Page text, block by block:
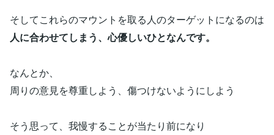
そしてこれらのマウントを取る人のターゲットになるのは
人に合わせてしまう、心優しいひとなんです。
なんとか、
周りの意見を尊重しよう、傷つけないようにしよう
そう思って、我慢することが当たり前になり